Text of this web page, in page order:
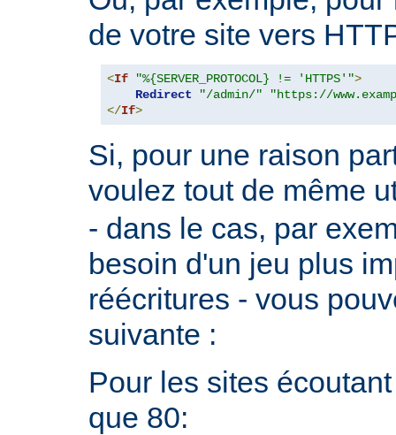
de votre site vers
<If "%{SERVER_PROTOCOL} != 'HTTPS'">
Redirect
"/admin/"
"https://
</If>
Si, pour une raison
voulez tout de même
- dans le cas, par
besoin d'un jeu plus
réécritures - vous
suivante :
Pour les sites
que 80: